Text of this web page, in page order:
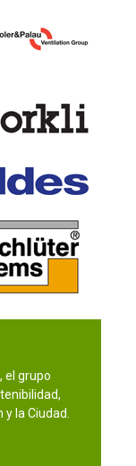
, el grupo
la Ciudad.